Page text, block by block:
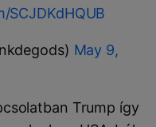
May 9,
Trump így